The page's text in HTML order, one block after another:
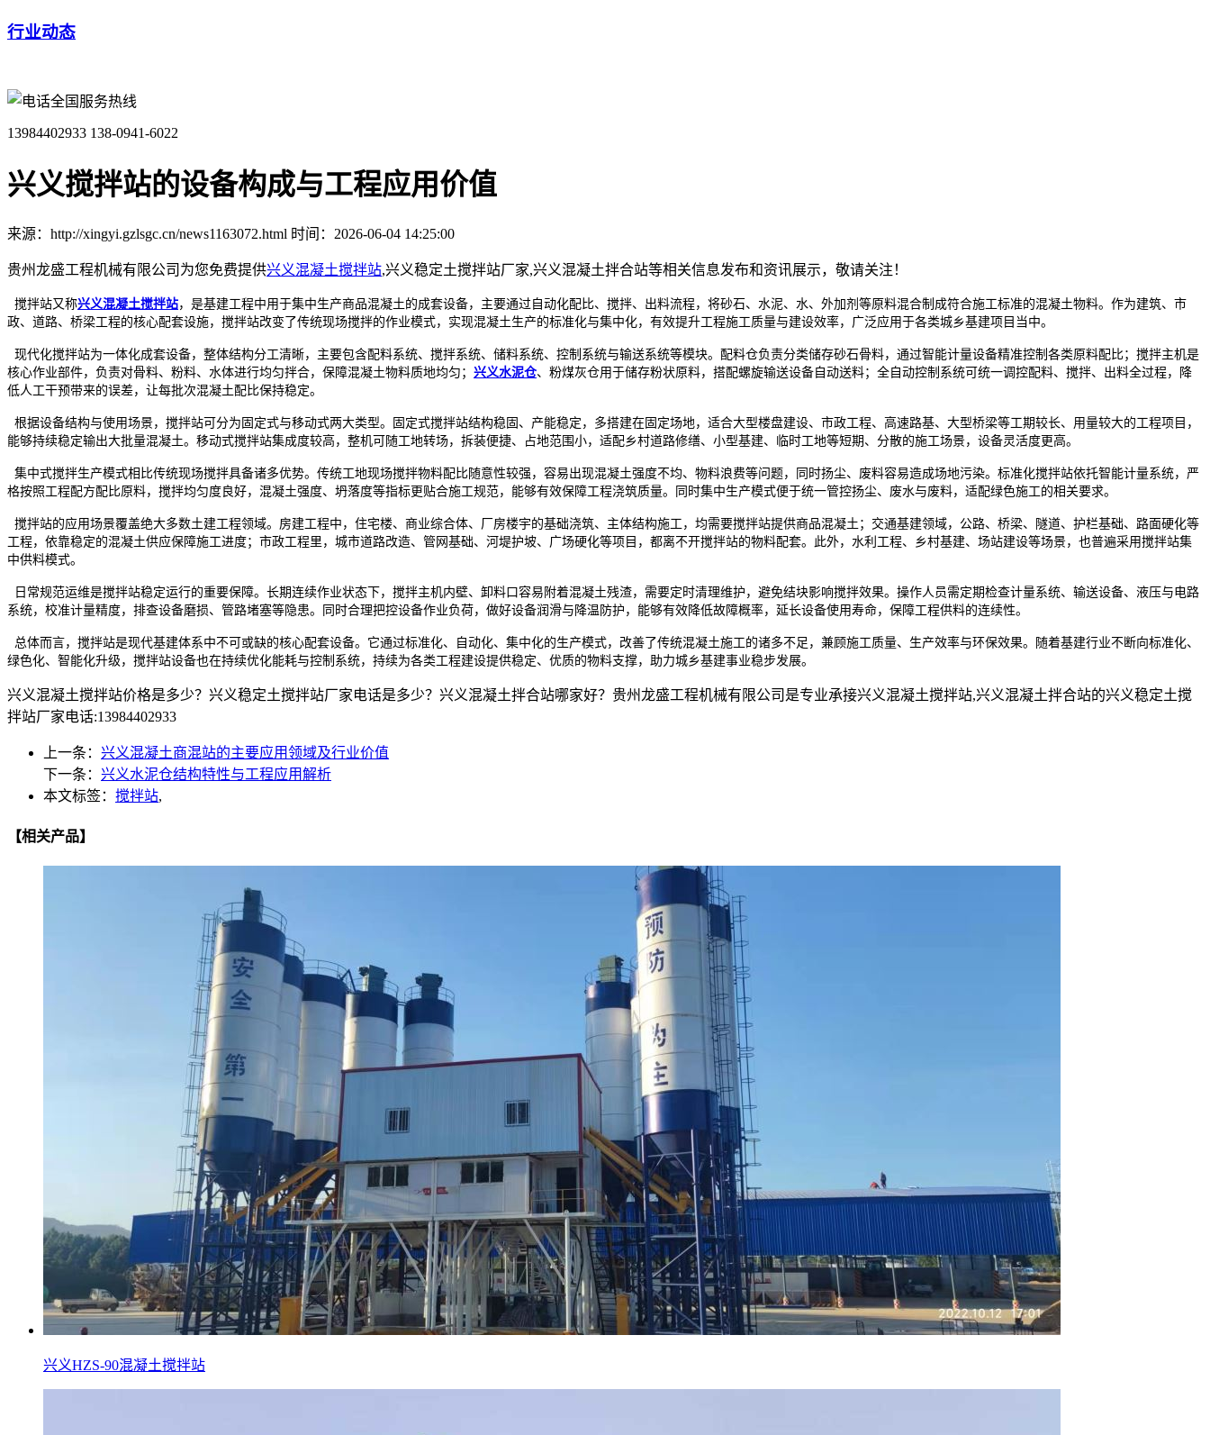
行业动态
全国服务热线
13984402933 138-0941-6022
兴义搅拌站的设备构成与工程应用价值
来源：http://xingyi.gzlsgc.cn/news1163072.html 时间：2026-06-04 14:25:00
贵州龙盛工程机械有限公司为您免费提供兴义混凝土搅拌站,兴义稳定土搅拌站厂家,兴义混凝土拌合站等相关信息发布和资讯展示，敬请关注！
搅拌站又称兴义混凝土搅拌站，是基建工程中用于集中生产商品混凝土的成套设备，主要通过自动化配比、搅拌、出料流程，将砂石、水泥、水、外加剂等原料混合制成符合施工标准的混凝土物料。作为建筑、市
政、道路、桥梁工程的核心配套设施，搅拌站改变了传统现场搅拌的作业模式，实现混凝土生产的标准化与集中化，有效提升工程施工质量与建设效率，广泛应用于各类城乡基建项目当中。
现代化搅拌站为一体化成套设备，整体结构分工清晰，主要包含配料系统、搅拌系统、储料系统、控制系统与输送系统等模块。配料仓负责分类储存砂石骨料，通过智能计量设备精准控制各类原料配比；搅拌主机是
核心作业部件，负责对骨料、粉料、水体进行均匀拌合，保障混凝土物料质地均匀； 兴义水泥仓、粉煤灰仓用于储存粉状原料，搭配螺旋输送设备自动送料；全自动控制系统可统一调控配料、搅拌、出料全过程，降
低人工干预带来的误差，让每批次混凝土配比保持稳定。
根据设备结构与使用场景，搅拌站可分为固定式与移动式两大类型。固定式搅拌站结构稳固、产能稳定，多搭建在固定场地，适合大型楼盘建设、市政工程、高速路基、大型桥梁等工期较长、用量较大的工程项目，
能够持续稳定输出大批量混凝土。移动式搅拌站集成度较高，整机可随工地转场，拆装便捷、占地范围小，适配乡村道路修缮、小型基建、临时工地等短期、分散的施工场景，设备灵活度更高。
集中式搅拌生产模式相比传统现场搅拌具备诸多优势。传统工地现场搅拌物料配比随意性较强，容易出现混凝土强度不均、物料浪费等问题，同时扬尘、废料容易造成场地污染。标准化搅拌站依托智能计量系统，严
格按照工程配方配比原料，搅拌均匀度良好，混凝土强度、坍落度等指标更贴合施工规范，能够有效保障工程浇筑质量。同时集中生产模式便于统一管控扬尘、废水与废料，适配绿色施工的相关要求。
搅拌站的应用场景覆盖绝大多数土建工程领域。房建工程中，住宅楼、商业综合体、厂房楼宇的基础浇筑、主体结构施工，均需要搅拌站提供商品混凝土；交通基建领域，公路、桥梁、隧道、护栏基础、路面硬化等
工程，依靠稳定的混凝土供应保障施工进度；市政工程里，城市道路改造、管网基础、河堤护坡、广场硬化等项目，都离不开搅拌站的物料配套。此外，水利工程、乡村基建、场站建设等场景，也普遍采用搅拌站集
中供料模式。
日常规范运维是搅拌站稳定运行的重要保障。长期连续作业状态下，搅拌主机内壁、卸料口容易附着混凝土残渣，需要定时清理维护，避免结块影响搅拌效果。操作人员需定期检查计量系统、输送设备、液压与电路
系统，校准计量精度，排查设备磨损、管路堵塞等隐患。同时合理把控设备作业负荷，做好设备润滑与降温防护，能够有效降低故障概率，延长设备使用寿命，保障工程供料的连续性。
总体而言，搅拌站是现代基建体系中不可或缺的核心配套设备。它通过标准化、自动化、集中化的生产模式，改善了传统混凝土施工的诸多不足，兼顾施工质量、生产效率与环保效果。随着基建行业不断向标准化、
绿色化、智能化升级，搅拌站设备也在持续优化能耗与控制系统，持续为各类工程建设提供稳定、优质的物料支撑，助力城乡基建事业稳步发展。
兴义混凝土搅拌站价格是多少？兴义稳定土搅拌站厂家电话是多少？兴义混凝土拌合站哪家好？贵州龙盛工程机械有限公司是专业承接兴义混凝土搅拌站,兴义混凝土拌合站的兴义稳定土搅
拌站厂家电话:13984402933
上一条： 兴义混凝土商混站的主要应用领域及行业价值
下一条： 兴义水泥仓结构特性与工程应用解析
本文标签： 搅拌站,
【相关产品】
兴义HZS-90混凝土搅拌站